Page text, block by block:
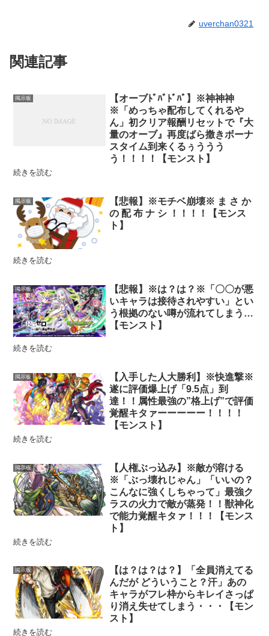
uverchan0321
関連記事
掲示板
【オーブﾄﾞﾊﾞﾄﾞﾊﾞ】※神神神
※「めっちゃ配布してくれるや
ん」初クリア報酬リセットで『大
量のオーブ』再度ばら撒きボーナ
スタイム到来くるぅううう
う！！！！【モンスト】
続きを読む
掲示板
【悲報】※モチベ崩壊※ ま さ か
の 配 布 ナ シ ！！！！【モンス
ト】
続きを読む
掲示板
【悲報】※は？は？※「〇〇が悪
いキャラは接待されやすい」とい
う根拠のない噂が流れてしまう…
【モンスト】
続きを読む
掲示板
【入手した人大勝利】※快進撃※
遂に評価爆上げ「9.5点」到
達！！属性最強の”格上げ”で評価
覚醒キタァーーーーー！！！！
【モンスト】
続きを読む
掲示板
【人権ぶっ込み】※敵が溶ける
※「ぶっ壊れじゃん」「いいの？
こんなに強くしちゃって」最強ク
ラスの火力で敵が蒸発！！獣神化
で能力覚醒キタァ！！！【モンス
ト】
続きを読む
掲示板
【は？は？は？】「全員消えてる
んだが どういうこと？汗」あの
キャラがフレ枠からキレイさっぱ
り消え失せてしまう・・・【モン
スト】
続きを読む